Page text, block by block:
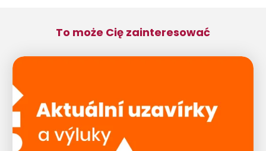
To może Cię zainteresować